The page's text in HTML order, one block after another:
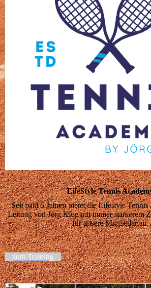
LifeStyle Tennis
Seit bald 5 Jahren bietet die Lifestyle Tennis
Leitung von Jörg Klug mit immer stärkerem
für unsere Mitglieder an.
zum Training